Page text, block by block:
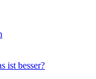
ist besser?